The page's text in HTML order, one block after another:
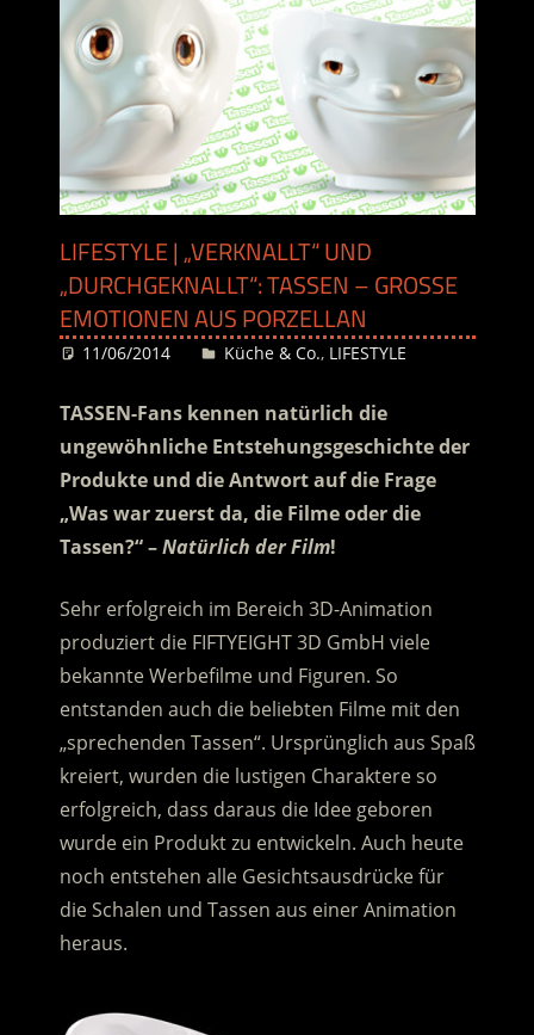
LIFESTYLE | „VERKNALLT“ UND
„DURCHGEKNALLT“: TASSEN – GROSSE E
MOTIONEN AUS PORZELLAN
11/06/2014 Desiree
Küche & Co., LIFESTYLE
TASSEN-Fans kennen natürlich die
ungewöhnliche Entstehungsgeschichte der
Produkte und die Antwort auf die Frage
„Was war zuerst da, die Filme oder die
Tassen?“ –Natürlich der Film!
Sehr erfolgreich im Bereich 3D-Animation
produziert die FIFTYEIGHT 3D GmbH viele
bekannte Werbefilme und Figuren. So
entstanden auch die beliebten Filme mit den
„sprechenden Tassen“. Ursprünglich aus Spaß
kreiert, wurden die lustigen Charaktere so
erfolgreich, dass daraus die Idee geboren
wurde ein Produkt zu entwickeln. Auch heute
noch entstehen alle Gesichtsausdrücke für
die Schalen und Tassen aus einer Animation
heraus.